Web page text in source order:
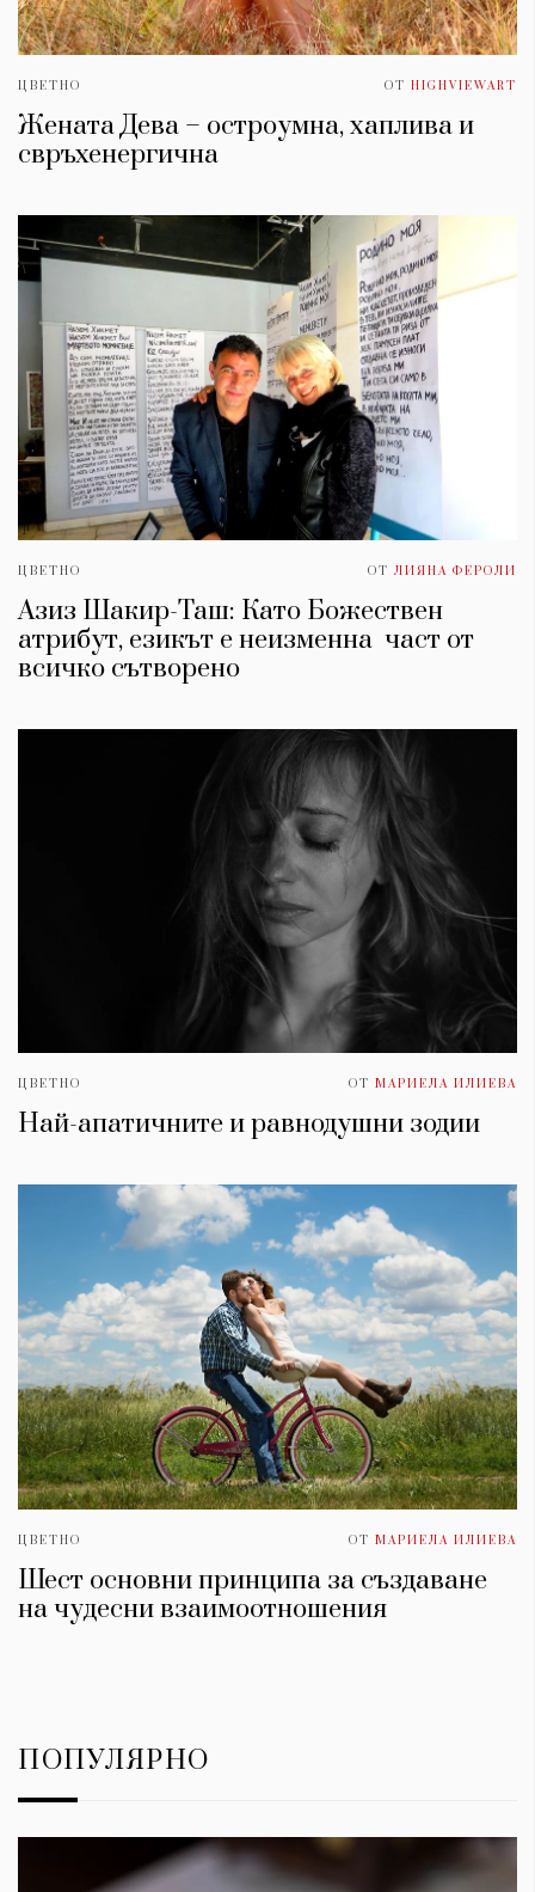
ЦВЕТНО ОТ HIGHVIEWART
Жената Дева – остроумна, хаплива и
свръхенергична
ЦВЕТНО ОТ ЛИЯНА ФЕРОЛИ
Азиз Шакир-Таш: Като Божествен
атрибут, езикът е неизменна част от
всичко сътворено
ЦВЕТНО ОТ МАРИЕЛА ИЛИЕВА
Най-апатичните и равнодушни зодии
ЦВЕТНО ОТ МАРИЕЛА ИЛИЕВА
Шест основни принципа за създаване
на чудесни взаимоотношения
ПОПУЛЯРНО